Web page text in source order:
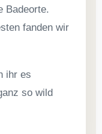
Badeorte.
fanden wir
ihr es
so wild